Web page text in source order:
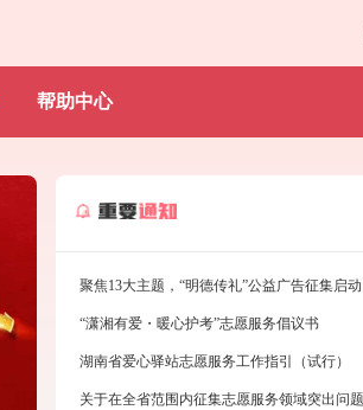
帮助中心
“潇湘有爱・暖心护考”志愿服务倡议书
湖南省爱心驿站志愿服务工作指引（试行）
关于在全省范围内征集志愿服务领域突出问